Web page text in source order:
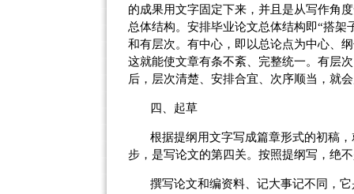
的成果用文字固定下来，并且是从写作角
总体结构。安排毕业论文总体结构即“搭
和有层次。有中心，即以总论点为中心、
这就能使文章有条不紊、完整统一。有层
后，层次清楚、安排合宜、次序顺当，就
四、起草
根据提纲用文字写成篇章形式的初稿
步，是写论文的第四关。按照提纲写，绝
撰写论文和编资料、记大事记不同，